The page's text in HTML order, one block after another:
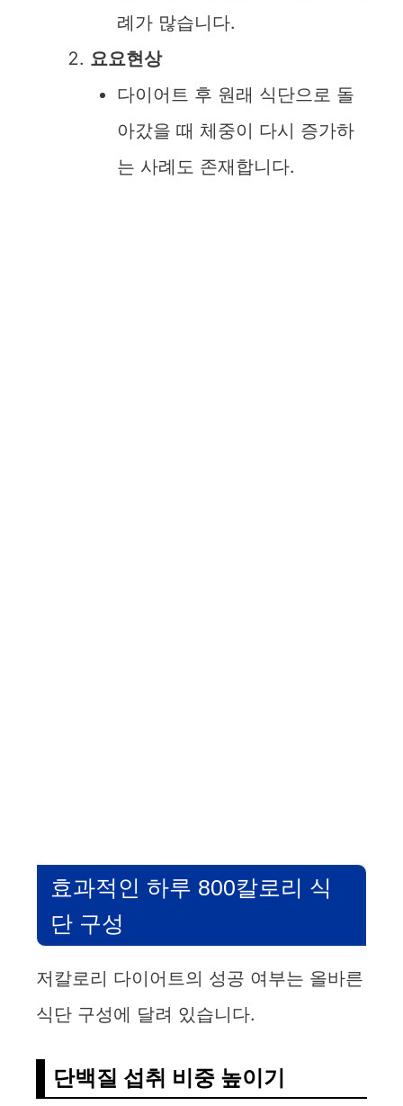
례가 많습니다.
요요현상
다이어트 후 원래 식단으로 돌
아갔을 때 체중이 다시 증가하
는 사례도 존재합니다.
효과적인 하루 800칼로리 식
단 구성
저칼로리 다이어트의 성공 여부는 올바른
식단 구성에 달려 있습니다.
단백질 섭취 비중 높이기